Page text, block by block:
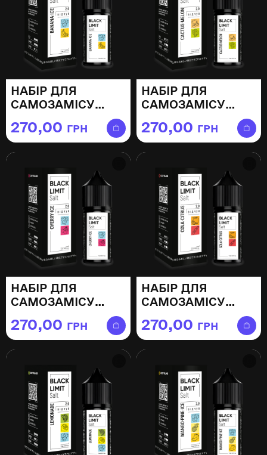
НАБІР ДЛЯ
САМОЗАМІСУ
BANANA ICE —
30МЛ
270,00 ГРН
НАБІР ДЛЯ
САМОЗАМІСУ
CACTUS MELON —
30МЛ
270,00 ГРН
НАБІР ДЛЯ
САМОЗАМІСУ
CHERRY ICE —
30МЛ
270,00 ГРН
НАБІР ДЛЯ
САМОЗАМІСУ
BLACK LIMIT COLA
CITRUS — 30МЛ
270,00 ГРН